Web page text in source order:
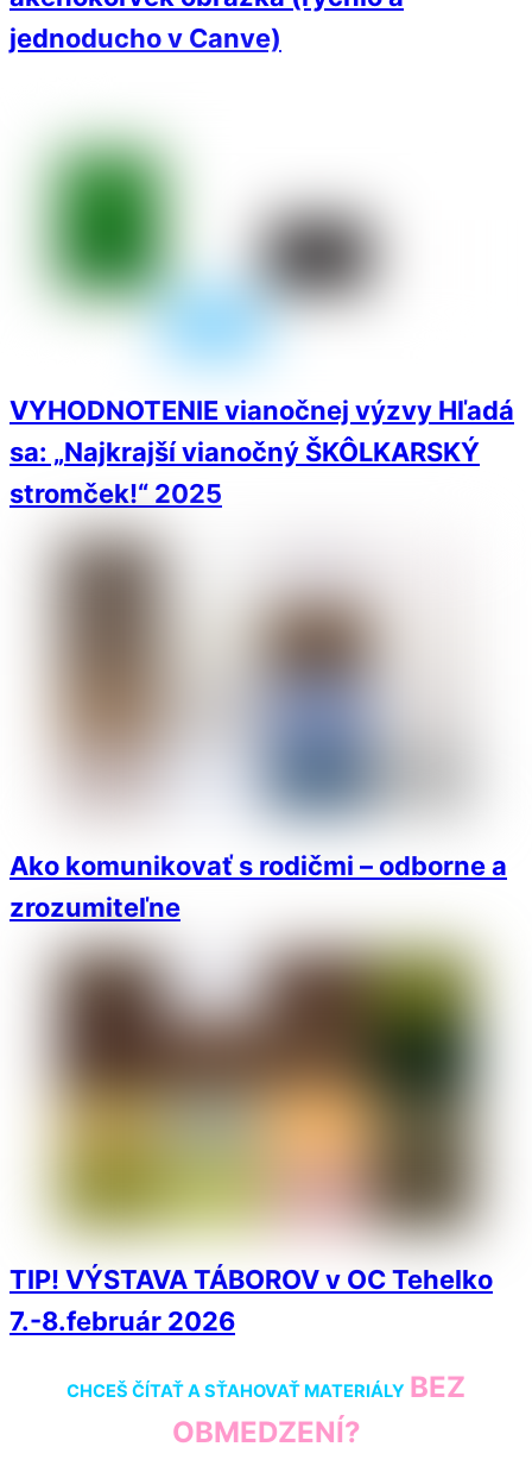
jednoducho v Canve)
VYHODNOTENIE vianočnej výzvy Hľadá
sa: „Najkrajší vianočný ŠKÔLKARSKÝ
stromček!“ 2025
Ako komunikovať s rodičmi – odborne a
zrozumiteľne
TIP! VÝSTAVA TÁBOROV v OC Tehelko
7.-8.február 2026
CHCEŠ ČÍTAŤ A SŤAHOVAŤ MATERIÁLY BEZ
OBMEDZENÍ?